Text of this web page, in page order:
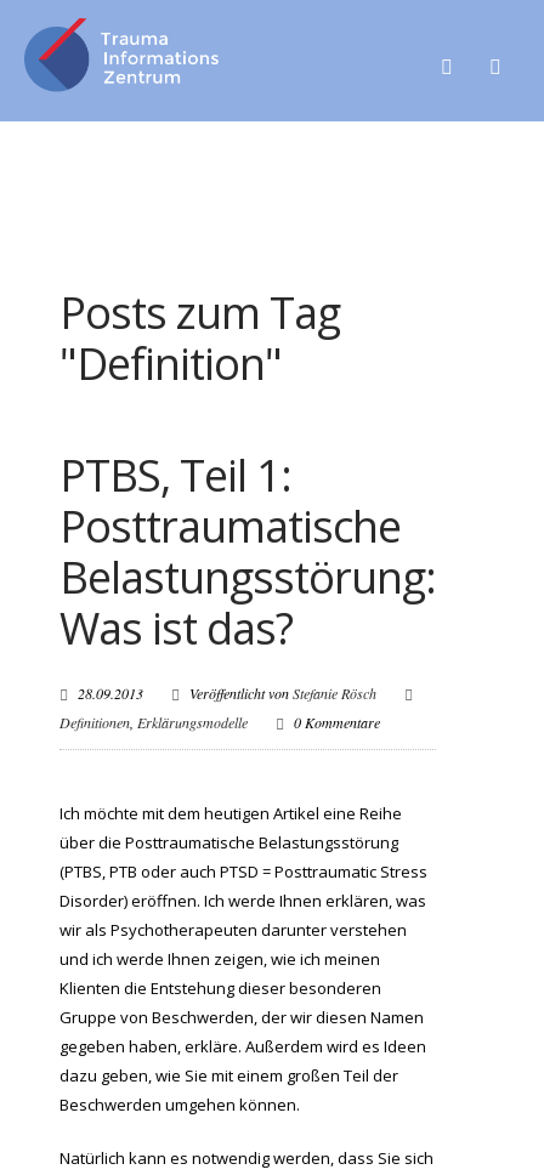
Posts zum Tag
"Definition"
PTBS, Teil 1:
Posttraumatische
Belastungsstörung:
Was ist das?
28.09.2013 Veröffentlicht vonStefanie Rösch
Definitionen Erklärungsmodelle 0 Kommentare
Ich möchte mit dem heutigen Artikel eine Reihe
über die Posttraumatische Belastungsstörung
(PTBS, PTB oder auch PTSD = Posttraumatic Stress
Disorder) eröffnen. Ich werde Ihnen erklären, was
wir als Psychotherapeuten darunter verstehen
und ich werde Ihnen zeigen, wie ich meinen
Klienten die Entstehung dieser besonderen
Gruppe von Beschwerden, der wir diesen Namen
gegeben haben, erkläre. Außerdem wird es Ideen
dazu geben, wie Sie mit einem großen Teil der
Beschwerden umgehen können.
Natürlich kann es notwendig werden, dass Sie sich